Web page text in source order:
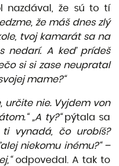
nazdával, že sú to tí
že máš dnes zlý
tvoj kamarát sa na
nedarí. A keď prídeš
si si zase neupratal
mame?“
určite nie. Vyjdem von
„A ty?“pýtala sa
ti
vynadá, čo urobíš?
niekomu inému?“ –
odpovedal. A tak to